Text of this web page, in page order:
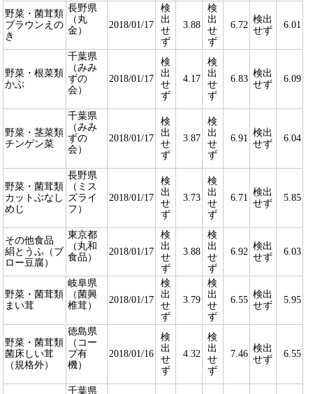
野菜・菌茸類
ブラウンえの
き
長野県
（丸
金）
2018/01/17
検
出
せ
ず
3.88
検
出
せ
ず
6.72
検出
せず
6.01
野菜・根菜類
かぶ
千葉県
（みみ
ずの
会）
2018/01/17
検
出
せ
ず
4.17
検
出
せ
ず
6.83
検出
せず
6.09
野菜・茎菜類
チンゲン菜
千葉県
（みみ
ずの
会）
2018/01/17
検
出
せ
ず
3.87
検
出
せ
ず
6.91
検出
せず
6.04
野菜・菌茸類
カットぶなし
めじ
長野県
（ミス
ズライ
フ）
2018/01/17
検
出
せ
ず
3.73
検
出
せ
ず
6.71
検出
せず
5.85
その他食品
絹とうふ（ブ
ロー豆腐）
東京都
（丸和
食品）
2018/01/17
検
出
せ
ず
3.88
検
出
せ
ず
6.92
検出
せず
6.03
野菜・菌茸類
まい茸
岐阜県
（菌興
椎茸）
2018/01/17
検
出
せ
ず
3.79
検
出
せ
ず
6.55
検出
せず
5.95
野菜・菌茸類
菌床しい茸
（規格外）
徳島県
（コー
プ有
機）
2018/01/16
検
出
せ
ず
4.32
検
出
せ
ず
7.46
検出
せず
6.55
千葉県